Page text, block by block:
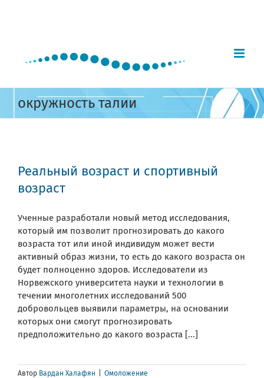
окружность талии
Реальный возраст и спортивный
возраст
Ученные разработали новый метод исследования,
который им позволит прогнозировать до какого
возраста тот или иной индивидум может вести
активный образ жизни, то есть до какого возраста он
будет полноценно здоров. Исследователи из
Норвежского университета науки и технологии в
течении многолетних исследований 500
добровольцев выявили параметры, на основании
которых они смогут прогнозировать
предположительно до какого возраста [...]
Автор Вардан Халафян
Омоложение